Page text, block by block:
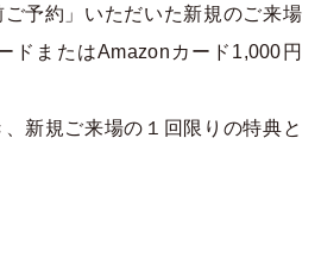
予約」いただいた新規のご来場
ドまたはAmazonカード1,000円
新規ご来場の１回限りの特典と